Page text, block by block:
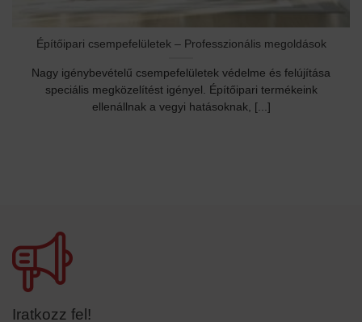
Építőipari csempefelületek – Professzionális megoldások
Nagy igénybevételű csempefelületek védelme és felújítása
speciális megközelítést igényel. Építőipari termékeink
ellenállnak a vegyi hatásoknak, [...]
Iratkozz fel!